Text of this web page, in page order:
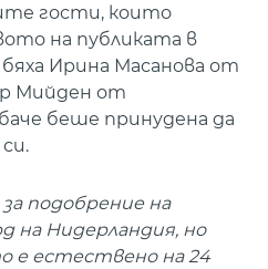
гости, които
на публиката в
Ирина Масанова от
Мийден от
беше принудена да
подобрение на
на Нидерландия, но
е естествено на 24